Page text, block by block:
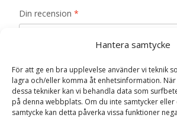
Hantera samtycke
För att ge en bra upplevelse använder vi teknik
lagra och/eller komma åt enhetsinformation.
dessa tekniker kan vi behandla data som
på denna webbplats. Om du inte samtycker
samtycke kan detta påverka vissa funktioner
Din recension *
Namn*
E-post*